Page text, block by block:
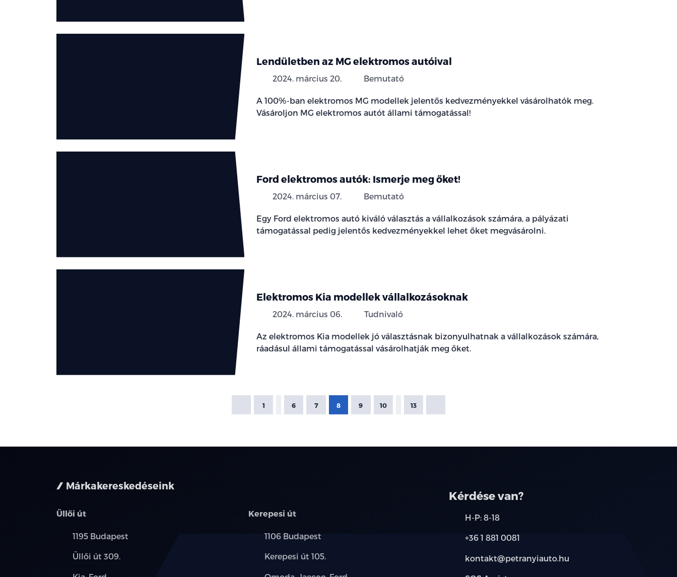
Lendületben az MG elektromos autóival
2024. március 20. Bemutató
A 100%-ban elektromos MG modellek jelentős kedvezményekkel vásárolhatók meg.
Vásároljon MG elektromos autót állami támogatással!
Ford elektromos autók: Ismerje meg őket!
2024. március 07. Bemutató
Egy Ford elektromos autó kiváló választás a vállalkozások számára, a pályázati
támogatással pedig jelentős kedvezményekkel lehet őket megvásárolni.
Elektromos Kia modellek vállalkozásoknak
2024. március 06. Tudnivaló
Az elektromos Kia modellek jó választásnak bizonyulhatnak a vállalkozások számára,
ráadásul állami támogatással vásárolhatják meg őket.
1 6 7 8 9 10 13
Márkakereskedéseink
Üllői út
Település:
1195 Budapest
Cím:
Üllői út 309.
Kerepesi út
Település:
1106 Budapest
Cím:
Kerepesi út 105.
Kérdése van?
H-P: 8-18
+36 1 881 0081
kontakt@petranyiauto.hu